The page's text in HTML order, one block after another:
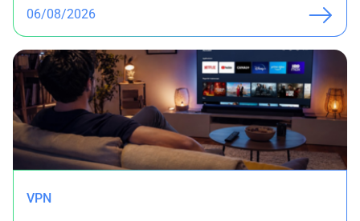
06/08/2026
VPN